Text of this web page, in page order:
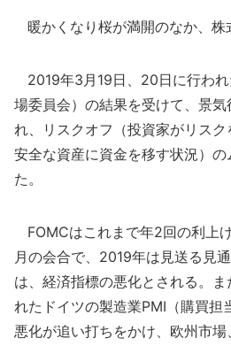
暖かくなり桜が満開のなか、株
2019年3月19日、20日に行わ
場委員会）の結果を受けて、景
れ、リスクオフ（投資家がリス
安全な資産に資金を移す状況）
た。
FOMCはこれまで年2回の利上
月の会合で、2019年は見送る見
は、経済指標の悪化とされる。
れたドイツの製造業PMI（購買担
悪化が追い打ちをかけ、欧州市